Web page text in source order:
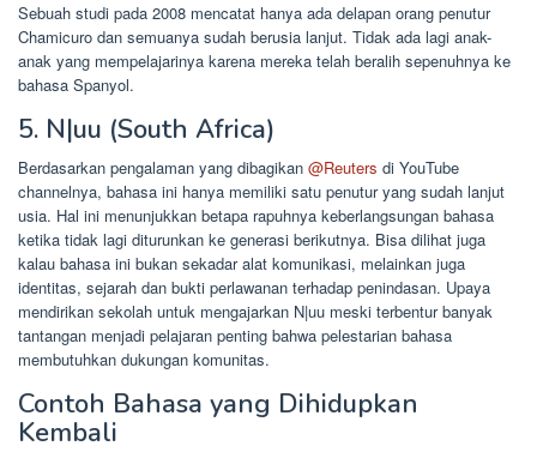
Sebuah studi pada 2008 mencatat hanya ada delapan orang penutur
Chamicuro dan semuanya sudah berusia lanjut. Tidak ada lagi anak-
anak yang mempelajarinya karena mereka telah beralih sepenuhnya ke
bahasa Spanyol.
5. N|uu (South Africa)
Berdasarkan pengalaman yang dibagikan @Reuters di YouTube
channelnya, bahasa ini hanya memiliki satu penutur yang sudah lanjut
usia. Hal ini menunjukkan betapa rapuhnya keberlangsungan bahasa
ketika tidak lagi diturunkan ke generasi berikutnya. Bisa dilihat juga
kalau bahasa ini bukan sekadar alat komunikasi, melainkan juga
identitas, sejarah dan bukti perlawanan terhadap penindasan. Upaya
mendirikan sekolah untuk mengajarkan N|uu meski terbentur banyak
tantangan menjadi pelajaran penting bahwa pelestarian bahasa
membutuhkan dukungan komunitas.
Contoh Bahasa yang Dihidupkan
Kembali